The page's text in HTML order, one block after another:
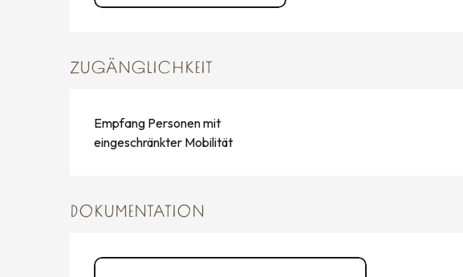
ZUGÄNGLICHKEIT
Empfang Personen mit
eingeschränkter Mobilität
DOKUMENTATION